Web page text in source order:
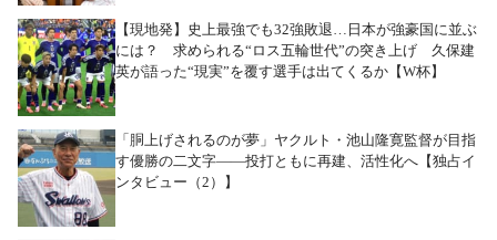
【現地発】史上最強でも32強敗退…日本が強豪国に並ぶ
には？ 求められる“ロス五輪世代”の突き上げ 久保建
英が語った“現実”を覆す選手は出てくるか【W杯】
「胴上げされるのが夢」ヤクルト・池山隆寛監督が目指
す優勝の二文字――投打ともに再建、活性化へ【独占イ
ンタビュー（2）】